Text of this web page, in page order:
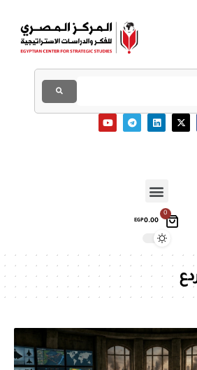
0
EGP0.00